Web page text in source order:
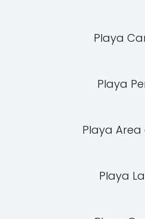
Playa
Playa
Playa Area
Playa